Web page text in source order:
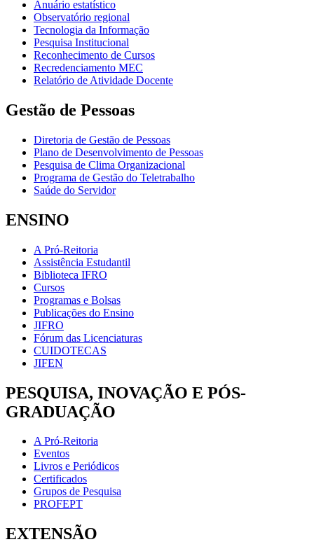
Anuário estatístico
Observatório regional
Tecnologia da Informação
Pesquisa Institucional
Reconhecimento de Cursos
Recredenciamento MEC
Relatório de Atividade Docente
Gestão de Pessoas
Diretoria de Gestão de Pessoas
Plano de Desenvolvimento de Pessoas
Pesquisa de Clima Organizacional
Programa de Gestão do Teletrabalho
Saúde do Servidor
ENSINO
A Pró-Reitoria
Assistência Estudantil
Biblioteca IFRO
Cursos
Programas e Bolsas
Publicações do Ensino
JIFRO
Fórum das Licenciaturas
CUIDOTECAS
JIFEN
PESQUISA, INOVAÇÃO E PÓS-
GRADUAÇÃO
A Pró-Reitoria
Eventos
Livros e Periódicos
Certificados
Grupos de Pesquisa
PROFEPT
EXTENSÃO